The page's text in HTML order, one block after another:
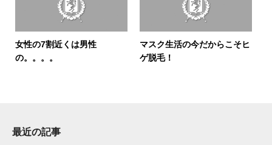
女性の7割近くは男性
の。。。。
マスク生活の今だからこそヒ
ゲ脱毛！
最近の記事